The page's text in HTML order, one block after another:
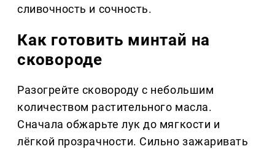
сливочность и сочность.
Как готовить минтай на
сковороде
Разогрейте сковороду с небольшим
количеством растительного масла.
Сначала обжарьте лук до мягкости и
лёгкой прозрачности. Сильно зажаривать